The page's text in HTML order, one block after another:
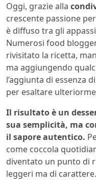
Oggi, grazie alla
crescente passione
è diffuso tra gli
Numerosi food
rivisitato la ricetta,
ma aggiungendo
l’aggiunta di essenza
per esaltare
Il risultato è un
sua semplicità, ma
il sapore autentico.
come coccola
diventato un punto di
leggeri ma di carattere.